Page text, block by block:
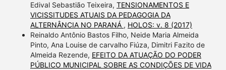
Edival Sebastião Teixeira, TENSIONAMENTOS E
VICISSITUDES ATUAIS DA PEDAGOGIA DA
ALTERNÂNCIA NO PARANÁ , HOLOS: v. 8 (2017)
Reinaldo Antônio Bastos Filho, Neide Maria Almeida
Pinto, Ana Louise de carvalho Fiúza, Dimitri Fazito de
Almeida Rezende, EFEITO DA ATUAÇÃO DO PODER
PÚBLICO MUNICIPAL SOBRE AS CONDIÇÕES DE VIDA